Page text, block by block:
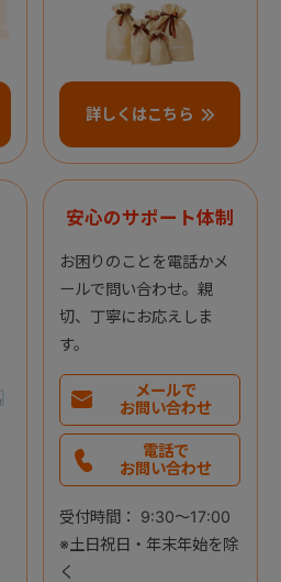
詳しくはこちら
安心のサポート体制
お困りのことを電話かメ
ールで問い合わせ。親
切、丁寧にお応えしま
す。
メールで
お問い合わせ
電話で
お問い合わせ
受付時間： 9:30～17:00
※土日祝日・年末年始を除
く